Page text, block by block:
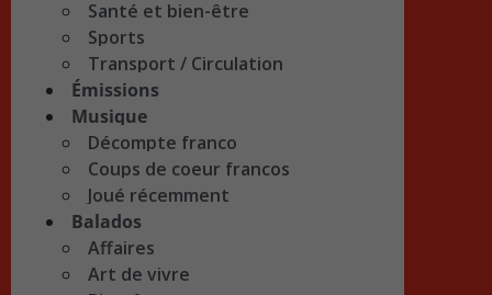
Santé et bien-être
Sports
Transport / Circulation
Émissions
Musique
Décompte franco
Coups de coeur francos
Joué récemment
Balados
Affaires
Art de vivre